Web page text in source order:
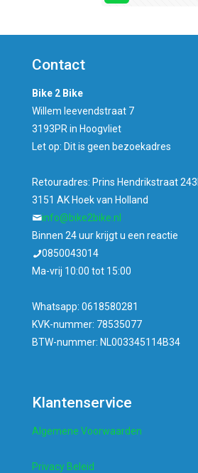
Contact
Bike 2 Bike
Willem leevendstraat 7
3193PR in Hoogvliet
Let op: Dit is geen bezoekadres
Retouradres: Prins Hendrikstraat
3151 AK Hoek van Holland
info@bike2bike.nl
Binnen 24 uur krijgt u een reactie
0850043014
Ma-vrij 10:00 tot 15:00
Whatsapp: 0618580281
KVK-nummer: 78535077
BTW-nummer: NL003345114B34
Klantenservice
Algemene Voorwaarden
Privacy Beleid